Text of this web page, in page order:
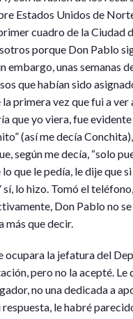
Estados Unidos de
cuadro de la Ciudad
porque Don Pablo
embargo, unas semanas
que habían sido
la primera vez que fui a
que yo viera, fue
(así me decía
según me decía, “solo
que le pedía, le dije que
lo hizo. Tomó el
Don Pablo no
más que decir.
ocupara la jefatura del
pero no la acepté.
no una dedicada a
le habré